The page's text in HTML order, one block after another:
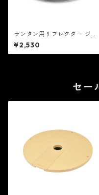
ランタン用リフレクター ジン
ク - FEUERHAND
¥2,530
セー